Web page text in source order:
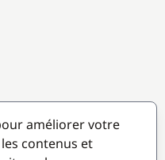
améliorer votre
contenus et